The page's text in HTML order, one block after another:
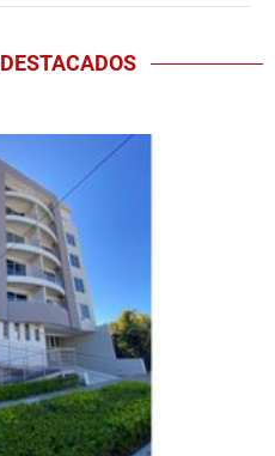
DESTACADOS